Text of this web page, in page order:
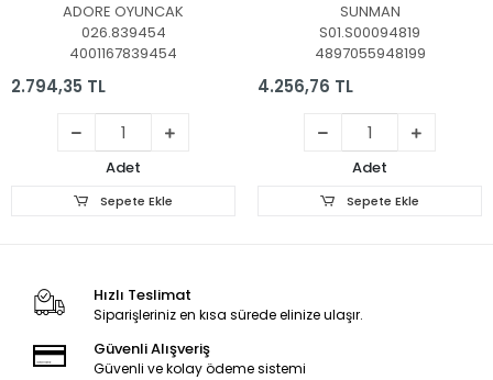
ADORE OYUNCAK
026.839454
4001167839454
2.794,35 TL
Adet
Sepete Ekle
SUNMAN
S01.S00094819
4897055948199
4.256,76 TL
Adet
Sepete Ekle
Hızlı Teslimat
Siparişleriniz en kısa sürede elinize ulaşır.
Güvenli Alışveriş
Güvenli ve kolay ödeme sistemi